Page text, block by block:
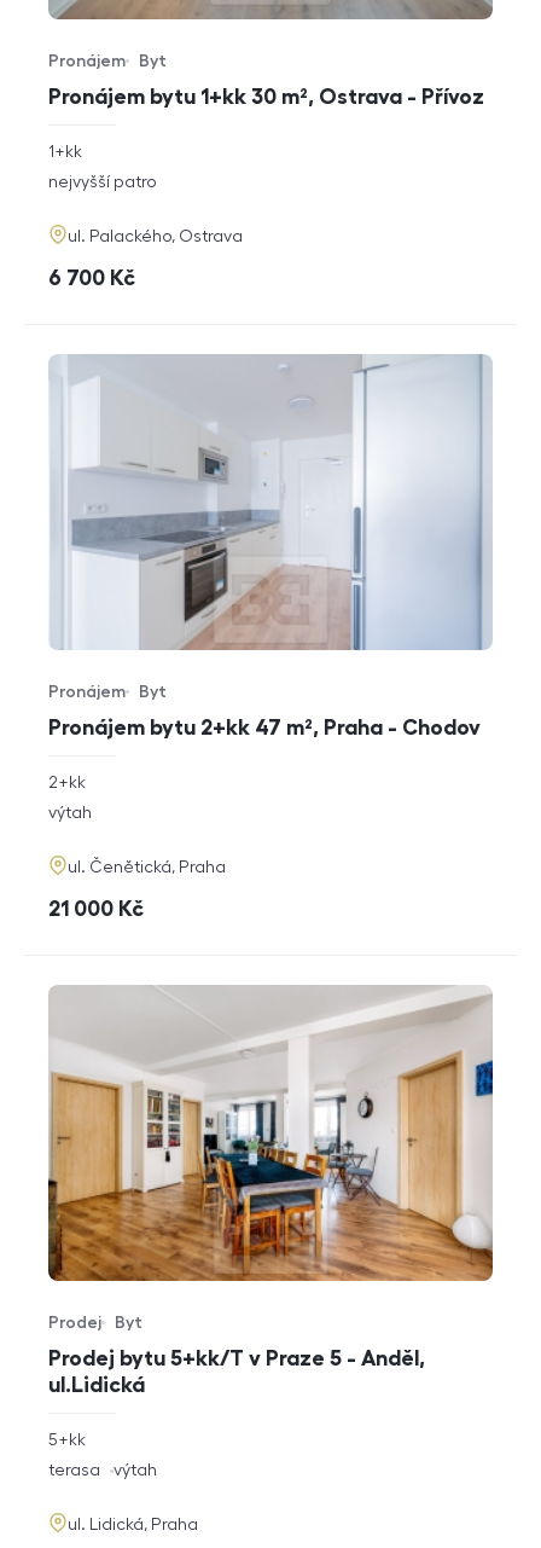
Pronájem bytu 1+kk 30 m², Ostrava - Přívoz
Typ nabídky
Pronájem
Typ nemovitosti
Byt
rozměry
dispozice
1+kk
funkce
nejvyšší patro
adresa
ul. Palackého, Ostrava
cena
6 700 Kč
Pronájem bytu 2+kk 47 m², Praha - Chodov
Typ nabídky
Pronájem
Typ nemovitosti
Byt
rozměry
dispozice
2+kk
funkce
výtah
adresa
ul. Čenětická, Praha
cena
21 000 Kč
Prodej bytu 5+kk/T v Praze 5 - Anděl,
ul.Lidická
Typ nabídky
Prodej
Typ nemovitosti
Byt
rozměry
5+kk
funkce
terasa výtah
adresa
ul. Lidická, Praha